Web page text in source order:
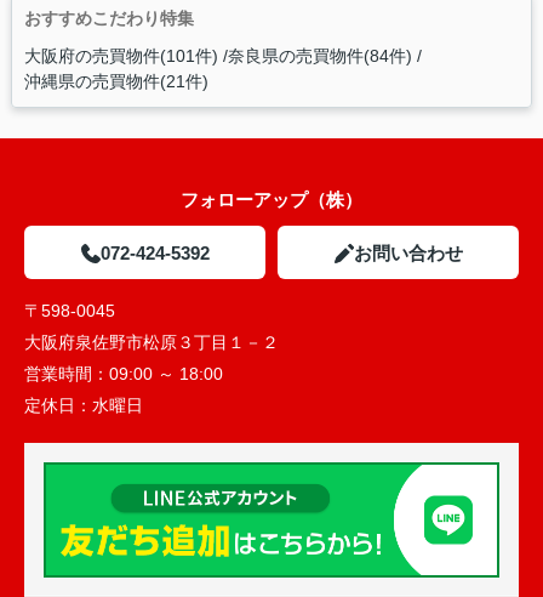
おすすめこだわり特集
大阪府の売買物件(101件) 奈良県の売買物件(84件)
沖縄県の売買物件(21件)
フォローアップ（株）
072-424-5392 お問い合わせ
〒598-0045
大阪府泉佐野市松原３丁目１－２
営業時間： 09:00 ～ 18:00
定休日： 水曜日